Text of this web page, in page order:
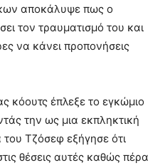
αποκάλυψε πως ο
τον τραυματισμό του και
να κάνει προπονήσεις
κόουτς έπλεξε το εγκώμιο
την ως μια εκπληκτική
Τζόσεφ εξήγησε ότι
θέσεις αυτές καθώς πέρα